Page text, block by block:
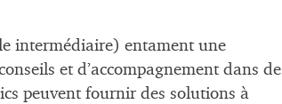
intermédiaire) entament une
et d’accompagnement dans de
peuvent fournir des solutions à